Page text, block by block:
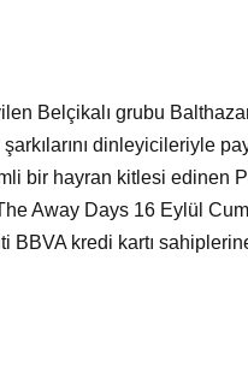
Belçikalı grubu
dinleyicileriyle
bir hayran kitlesi edinen
Away Days 16 Eylül
BBVA kredi kartı